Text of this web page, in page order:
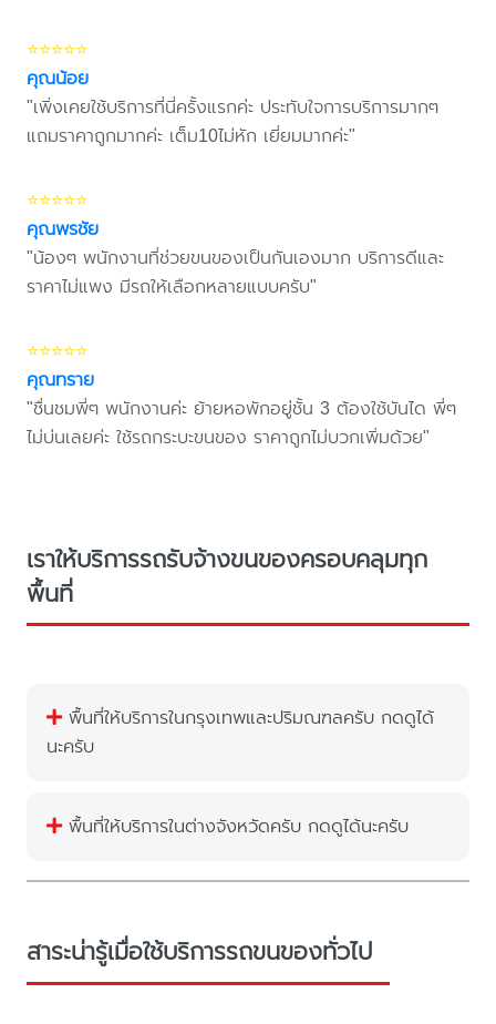
⭐⭐⭐⭐⭐
คุณน้อย
"เพิ่งเคยใช้บริการที่นี่ครั้งแรกค่ะ ประทับใจการบริการมากๆ
แถมราคาถูกมากค่ะ เต็ม10ไม่หัก เยี่ยมมากค่ะ"
⭐⭐⭐⭐⭐
คุณพรชัย
"น้องๆ พนักงานที่ช่วยขนของเป็นกันเองมาก บริการดีและ
ราคาไม่แพง มีรถให้เลือกหลายแบบครับ"
⭐⭐⭐⭐⭐
คุณทราย
"ชื่นชมพี่ๆ พนักงานค่ะ ย้ายหอพักอยู่ชั้น 3 ต้องใช้บันได พี่ๆ
ไม่บ่นเลยค่ะ ใช้รถกระบะขนของ ราคาถูกไม่บวกเพิ่มด้วย"
เราให้บริการรถรับจ้างขนของครอบคลุมทุก
พื้นที่
พื้นที่ให้บริการในกรุงเทพและปริมณฑลครับ กดดูได้
นะครับ
พื้นที่ให้บริการในต่างจังหวัดครับ กดดูได้นะครับ
สาระน่ารู้เมื่อใช้บริการรถขนของทั่วไป